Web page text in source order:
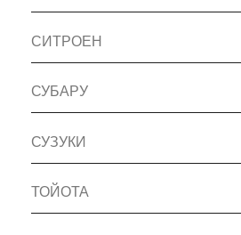
СИТРОЕН
СУБАРУ
СУЗУКИ
ТОЙОТА